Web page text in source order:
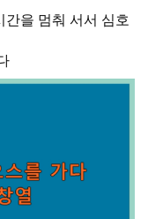
을 멈춰 서서 심호